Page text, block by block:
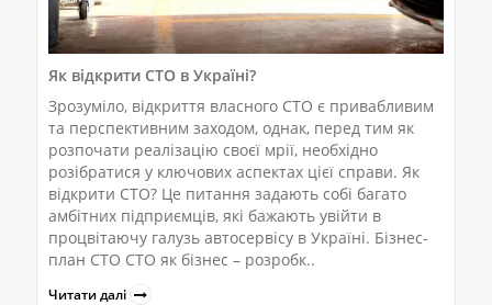
Як відкрити СТО в Україні?
Зрозуміло, відкриття власного СТО є привабливим
та перспективним заходом, однак, перед тим як
розпочати реалізацію своєї мрії, необхідно
розібратися у ключових аспектах цієї справи. Як
відкрити СТО? Це питання задають собі багато
амбітних підприємців, які бажають увійти в
процвітаючу галузь автосервісу в Україні. Бізнес-
план СТО СТО як бізнес – розробк..
Читати далі